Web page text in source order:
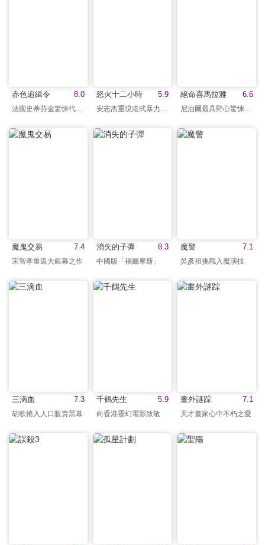
8.0
赤色追緝令
法國史蒂芬金驚悚代表作
5.9
怒火十二小時
安志杰重現港式暴力美學
6.6
絕命喜馬拉雅
尼泊爾最具野心驚悚之作
7.4
魔鬼交易
宋智孝重返大銀幕之作
8.3
消失的子彈
中國版「福爾摩斯」
7.1
魔警
吳彥祖挑戰入魔演技
7.3
三滴血
胡歌捲入人口販賣黑幕
5.9
千鶴先生‎
向香港靈幻電影致敬
7.1
畫外謎踪
天才畫家心中不朽之愛